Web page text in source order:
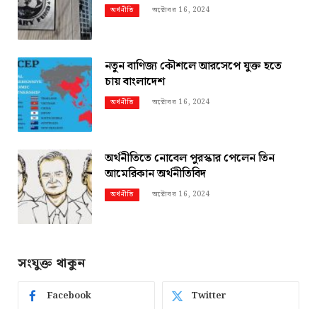
অর্থনীতি অক্টোবর 16, 2024
নতুন বাণিজ্য কৌশলে আরসেপে যুক্ত হতে
চায় বাংলাদেশ
অর্থনীতি অক্টোবর 16, 2024
অর্থনীতিতে নোবেল পুরস্কার পেলেন তিন
আমেরিকান অর্থনীতিবিদ
অর্থনীতি অক্টোবর 16, 2024
সংযুক্ত থাকুন
Facebook Twitter